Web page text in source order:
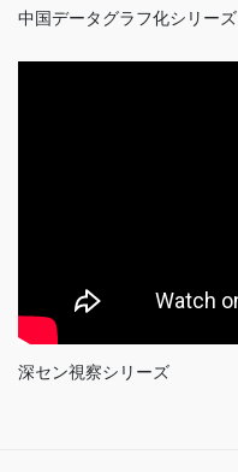
中国データグラフ化シリーズ
深セン視察シリーズ